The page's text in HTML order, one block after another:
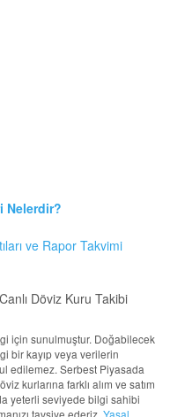
Nelerdir?
ve Rapor Takvimi
Döviz Kuru Takibi
için sunulmuştur. Doğabilecek
bir kayıp veya verilerin
edilemez. Serbest Piyasada
kurlarına farklı alım ve satım
yeterli seviyede bilgi sahibi